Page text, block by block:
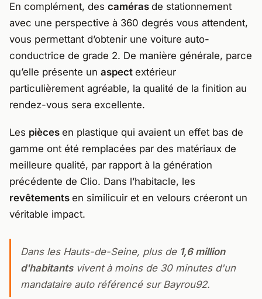
En complément, des caméras de stationnement
avec une perspective à 360 degrés vous attendent,
vous permettant d’obtenir une voiture auto-
conductrice de grade 2. De manière générale, parce
qu’elle présente un aspect extérieur
particulièrement agréable, la qualité de la finition au
rendez-vous sera excellente.
Les pièces en plastique qui avaient un effet bas de
gamme ont été remplacées par des matériaux de
meilleure qualité, par rapport à la génération
précédente de Clio. Dans l’habitacle, les
revêtements en similicuir et en velours créeront un
véritable impact.
Dans les Hauts-de-Seine, plus de 1,6 million
d'habitantsvivent à moins de 30 minutes d'un
mandataire auto référencé sur Bayrou92.